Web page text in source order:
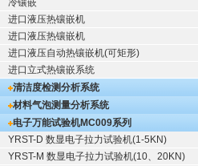
冷镶嵌
进口液压热镶嵌机
进口液压热镶嵌机
进口液压自动热镶嵌机(可矩形)
进口立式热镶嵌系统
清洁度检测分析系统
材料气泡测量分析系统
电子万能试验机MC009系列
YRST-D 数显电子拉力试验机(1-5KN)
YRST-M 数显电子拉力试验机(10、20KN)